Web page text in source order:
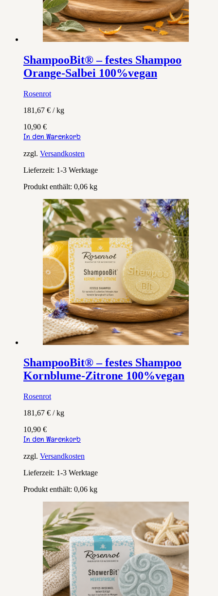
ShampooBit® – festes Shampoo
Orange-Salbei 100%vegan
Rosenrot
181,67 € /kg
10,90 €
In den Warenkorb
zzgl. Versandkosten
Lieferzeit: 1-3 Werktage
Produkt enthält: 0,06 kg
ShampooBit® – festes Shampoo
Kornblume-Zitrone 100%vegan
Rosenrot
181,67 € /kg
10,90 €
In den Warenkorb
zzgl. Versandkosten
Lieferzeit: 1-3 Werktage
Produkt enthält: 0,06 kg